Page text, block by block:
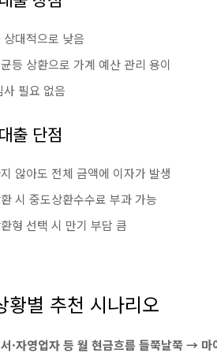
상대적으로 낮음
등 상환으로 가계 예산 관리 용이
사 필요 없음
출 단점
않아도 전체 금액에 이자가 발생
시 중도상환수수료 부과 가능
형 선택 시 만기 부담 큼
황별 추천 시나리오
·자영업자 등 월 현금흐름 들쭉날쭉 → 마